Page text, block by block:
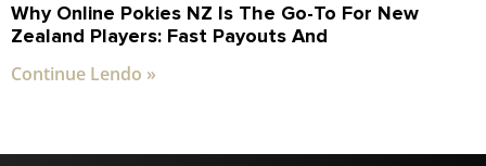
Why Online Pokies NZ Is The Go-To For New
Zealand Players: Fast Payouts And
Continue Lendo »